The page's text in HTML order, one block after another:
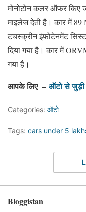
मोनोटोन कलर ऑफर किए
माइलेज देती है। कार में 89
टचस्क्रीन इंफोटेनमेंट
दिया गया है। कार में
गया है।
आपके लिए – ऑटो से जुड़ी
Categories: ऑटो
Tags: cars under 5
Bloggistan